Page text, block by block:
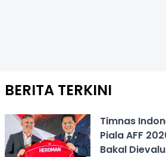
BERITA TERKINI
Timnas
Piala AFF
Bakal